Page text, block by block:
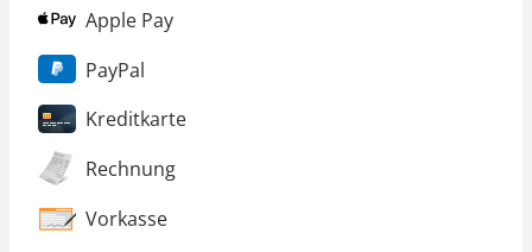
Apple Pay
PayPal
Kreditkarte
Rechnung
Vorkasse